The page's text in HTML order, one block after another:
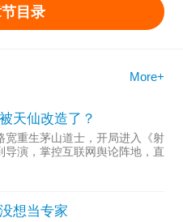
了。
目录
More+
天仙改造了？
宽重生茅山道士，开局进入《射
导演，掌控互联网舆论阵地，直
想当专家